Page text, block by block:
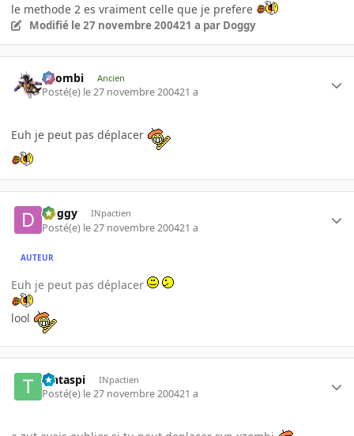
le methode 2 es vraiment celle que je prefere
Modifié le 27 novembre 200421 a par Doggy
XZombi Ancien
Posté(e) le 27 novembre 200421 a
Euh je peut pas déplacer
Doggy INpactien
Posté(e) le 27 novembre 200421 a
AUTEUR
Euh je peut pas déplacer
lool
Tintaspi INpactien
Posté(e) le 27 novembre 200421 a